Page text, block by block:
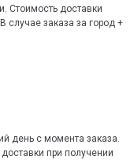
Стоимость доставки
случае заказа за город +
день с момента заказа.
при получении